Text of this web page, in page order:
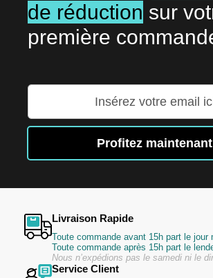
de réduction sur
première
notre
d’information
Profitez maintenant
Livraison Rapide
Toute commande avant 15h part le jour
Toute commande après 15h part le
Nous n’expédions pas le samedi ni le
Service Client